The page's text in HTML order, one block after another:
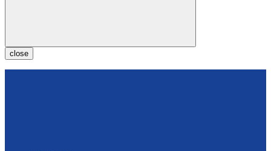
close